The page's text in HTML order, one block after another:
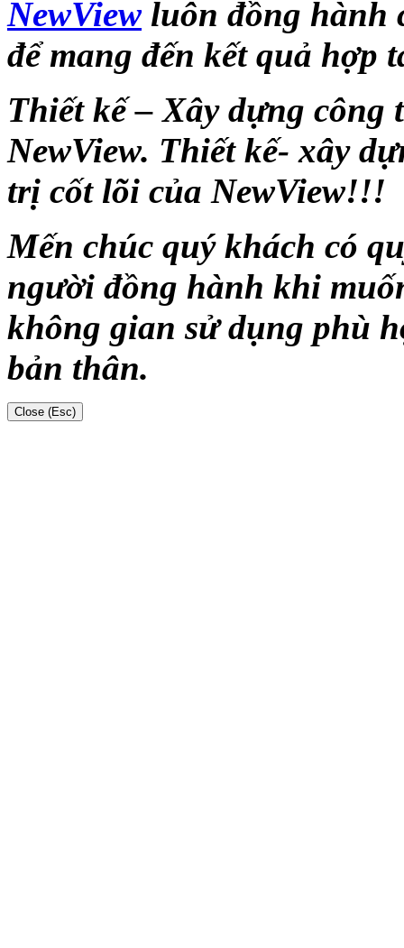
NewViewluôn đồng hành
để mang đến kết quả hợp
Thiết kế – Xây dựng
NewView. Thiết kế- xây
trị cốt lõi của NewView!!!
Mến chúc quý khách có
người đồng hành khi
không gian sử dụng phù
bản thân.
Close (Esc)